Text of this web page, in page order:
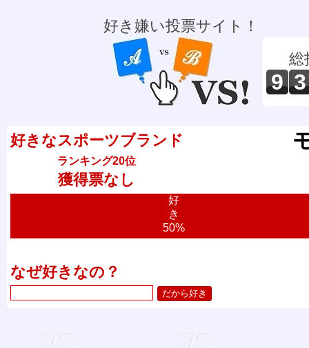
好き嫌い投票サイト！
総
9 3
好きなスポーツブランド
ランキング20位
獲得票なし
好
き
50%
なぜ好きなの？